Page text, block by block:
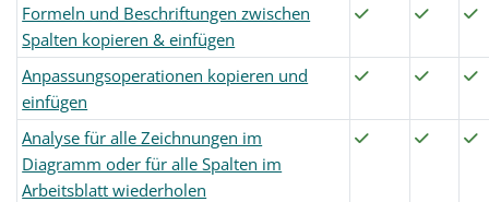
Formeln und Beschriftungen zwischen
Spalten kopieren & einfügen
Anpassungsoperationen kopieren und
einfügen
Analyse für alle Zeichnungen im
Diagramm oder für alle Spalten im
Arbeitsblatt wiederholen